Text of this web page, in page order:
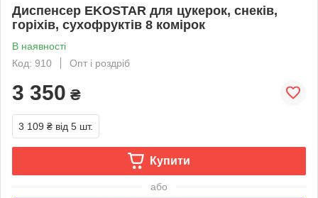
Диспенсер EKOSTAR для цукерок, снеків,
горіхів, сухофруктів 8 комірок
В наявності
Код: 910
Опт і роздріб
3 350 ₴
3 109 ₴ від 5 шт.
Купити
або